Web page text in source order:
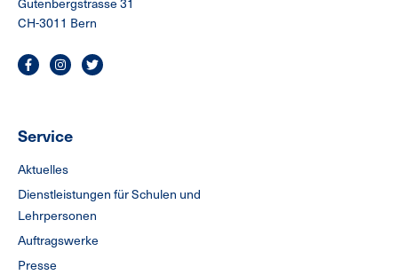
CH-3011 Bern
Service
Aktuelles
Dienstleistungen für Schulen und
Lehrpersonen
Auftragswerke
Presse